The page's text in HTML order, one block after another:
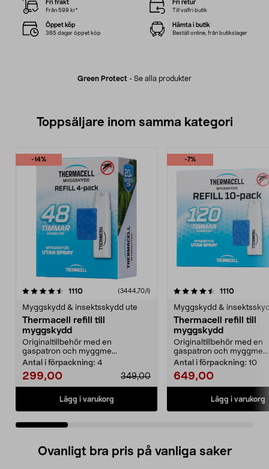
Green Protect - Se alla produkter
Fri frakt
Från 599 kr*
Fri retur
Till valfri butik
Öppet köp
365 dagar öppet köp
Hämta i butik
Beställ online, från butikslager
Toppsäljare inom samma kategori
-14%
1110recensioner(3444,70/l)
Myggskydd & insektsskydd ute
Thermacell refill till
myggskydd
Originaltillbehör med en
gaspatron och myggme...
Antal i förpackning: 4
299,00 349,00
Lägg i varukorg
-7%
4.5 av 5 stjärnor 1110
Myggskydd &
Thermacell refill till
myggskydd
Originaltillbehör med en
gaspatron och myggme...
Antal i förpackning: 10
649,00
Lägg i varukorg
4.5 av 5 stjärnor
Ovanligt bra pris på vanliga saker